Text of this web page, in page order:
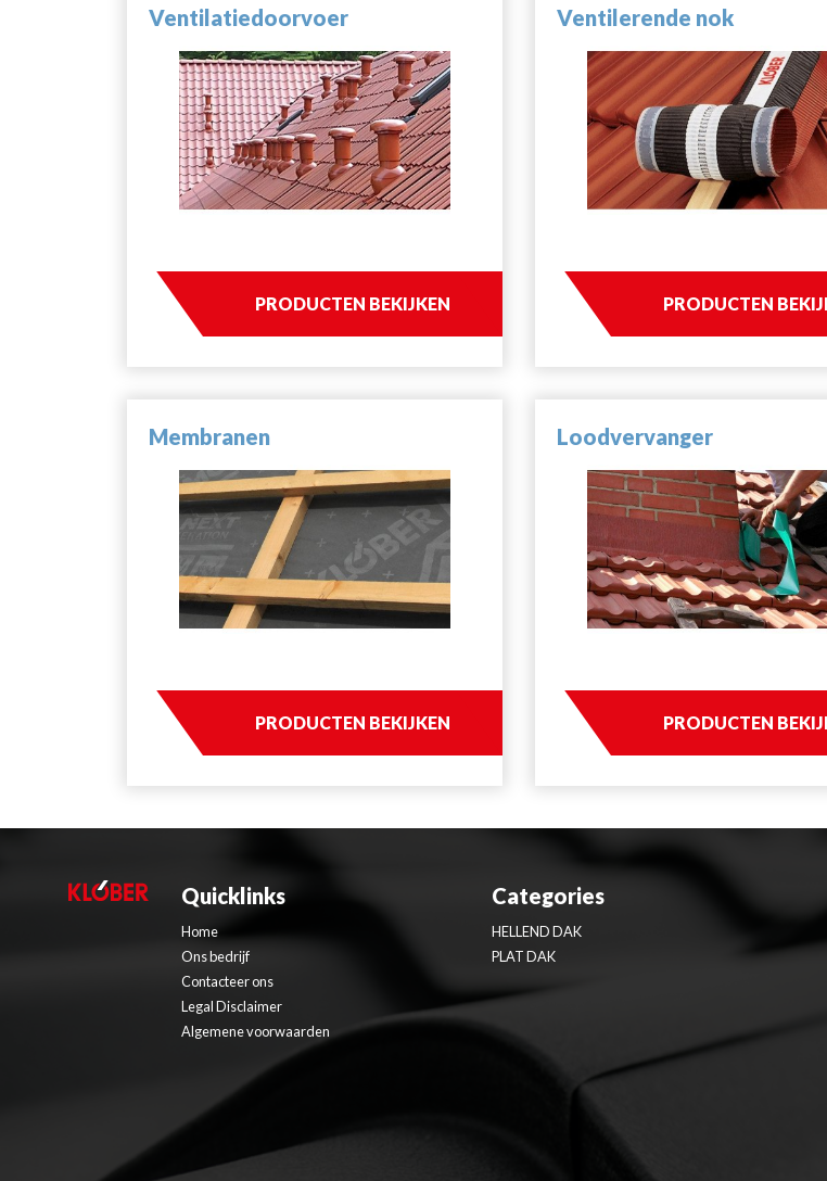
Ventilatiedoorvoer
PRODUCTEN BEKIJKEN
Ventilerende nok
PRODUCTEN
Membranen
PRODUCTEN BEKIJKEN
Loodvervanger
PRODUCTEN
Quicklinks
Home
Ons bedrijf
Contacteer ons
Legal Disclaimer
Algemene voorwaarden
Categories
HELLEND DAK
PLAT DAK